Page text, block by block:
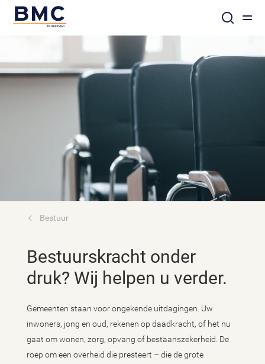
Bestuur
Bestuurskracht onder
druk? Wij helpen u verder.
Gemeenten staan voor ongekende uitdagingen. Uw
inwoners, jong en oud, rekenen op daadkracht, of het nu
gaat om wonen, zorg, opvang of bestaanszekerheid. De
roep om een overheid die presteert – die de grote